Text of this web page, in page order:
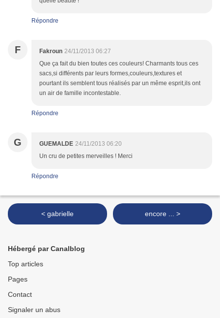
Répondre
F Fakroun 24/11/2013 06:27
Que ça fait du bien toutes ces couleurs! Charmants tous ces
sacs,si différents par leurs formes,couleurs,textures et
pourtant ils semblent tous réalisés par un même esprit,ils ont
un air de famille incontestable.
Répondre
G GUEMALDE 24/11/2013 06:20
Un cru de petites merveilles ! Merci
Répondre
< gabrielle encore ... >
Hébergé par Canalblog
Top articles
Pages
Contact
Signaler un abus